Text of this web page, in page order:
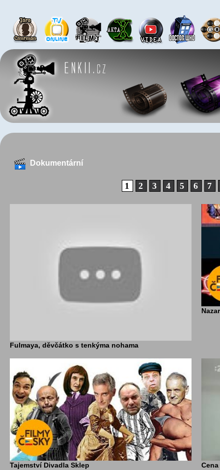
Dokumentární
1 2 3 4 5 6 7
Fulmaya, děvčátko s tenkýma nohama
Tajemství Divadla Sklep